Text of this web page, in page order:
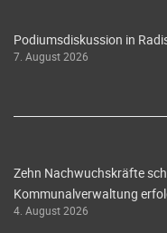
Podiumsdiskussion in
7. August 2026
Zehn Nachwuchskräfte
Kommunalverwaltung
4. August 2026